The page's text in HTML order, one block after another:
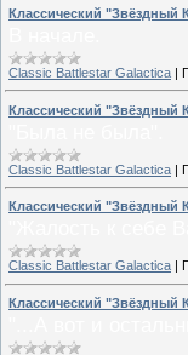
Классический "Звёздный
Classic Battlestar Galactica |
Классический "Звёздный
Classic Battlestar Galactica |
Классический "Звёздный
Classic Battlestar Galactica
Классический "Звёздный